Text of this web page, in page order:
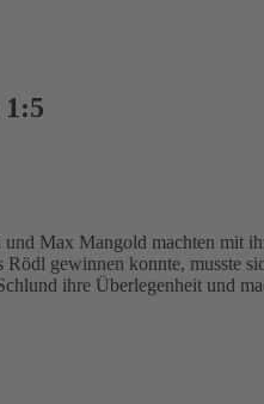
Max Mangold machten mit
gewinnen konnte, musste
ihre Überlegenheit und